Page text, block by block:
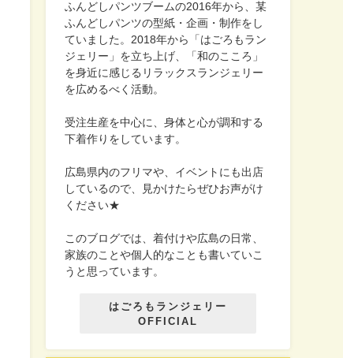
ふんどしパンツブームの2016年から、某
ふんどしパンツの型紙・企画・制作をし
ていました。2018年から「はごろもラン
ジェリー」を立ち上げ、「和のこころ」
を身近に感じるリラックスランジェリー
を広めるべく活動。
受注生産を中心に、身体と心が調和する
下着作りをしています。
広島県内のフリマや、イベントにも出店
しているので、見かけたらぜひお声がけ
ください★
このブログでは、着付けや広島の日常、
家族のことや個人的なことも書いていこ
うと思っています。
はごろもランジェリー
OFFICIAL